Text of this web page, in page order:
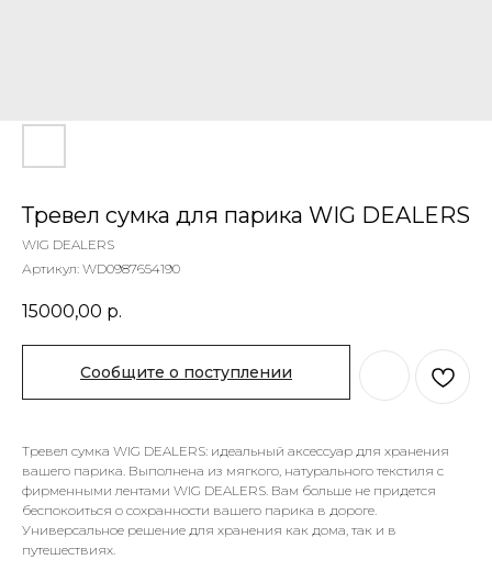
Тревел сумка для парика WIG DEALERS
WIG DEALERS
Артикул: WD0987654190
15000,00 р.
Сообщите о поступлении
Тревел сумка WIG DEALERS: идеальный аксессуар для хранения
вашего парика. Выполнена из мягкого, натурального текстиля с
фирменными лентами WIG DEALERS. Вам больше не придется
беспокоиться о сохранности вашего парика в дороге.
Универсальное решение для хранения как дома, так и в
путешествиях.